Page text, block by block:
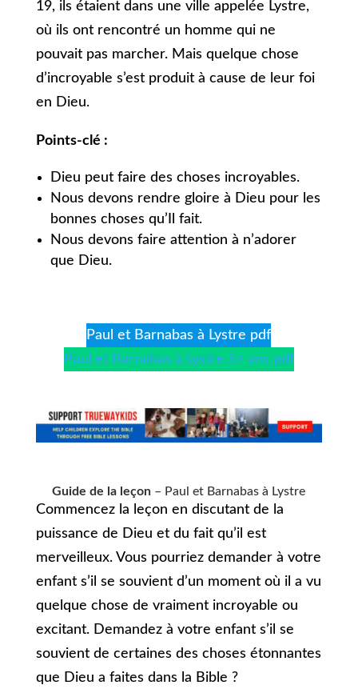
19, ils étaient dans une ville appelée Lystre,
où ils ont rencontré un homme qui ne
pouvait pas marcher. Mais quelque chose
d’incroyable s’est produit à cause de leur foi
en Dieu.
Points-clé :
Dieu peut faire des choses incroyables.
Nous devons rendre gloire à Dieu pour les
bonnes choses qu’Il fait.
Nous devons faire attention à n’adorer
que Dieu.
Paul et Barnabas à Lystre pdf
Paul et Barnabas à Lystre 5+ ans pdf
Guide de la leçon – Paul et Barnabas à Lystre
Commencez la leçon en discutant de la
puissance de Dieu et du fait qu’il est
merveilleux. Vous pourriez demander à votre
enfant s’il se souvient d’un moment où il a vu
quelque chose de vraiment incroyable ou
excitant. Demandez à votre enfant s’il se
souvient de certaines des choses étonnantes
que Dieu a faites dans la Bible ?